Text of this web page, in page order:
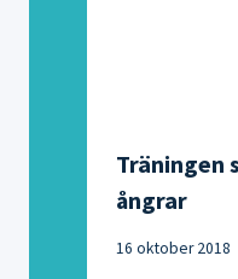
Träningen
ångrar
16 oktober 2018